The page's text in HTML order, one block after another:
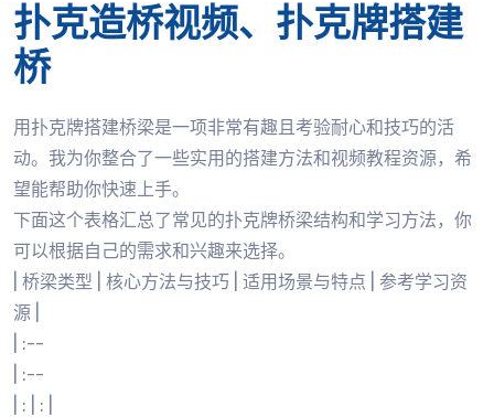
扑克造桥视频、扑克牌搭建
桥
用扑克牌搭建桥梁是一项非常有趣且考验耐心和技巧的活
动。我为你整合了一些实用的搭建方法和视频教程资源，希
望能帮助你快速上手。
下面这个表格汇总了常见的扑克牌桥梁结构和学习方法，你
可以根据自己的需求和兴趣来选择。
| 桥梁类型 | 核心方法与技巧 | 适用场景与特点 | 参考学习资
源 |
| :--
| :--
| : | : |